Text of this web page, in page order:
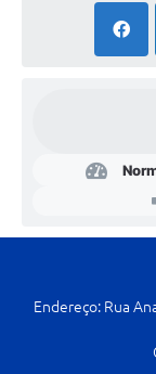
Endereço: Rua